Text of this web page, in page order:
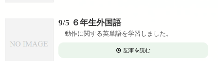
9/5 ６年生外国語
動作に関する英単語を学習しました。
記事を読む